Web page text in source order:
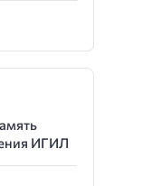
ИГИЛ